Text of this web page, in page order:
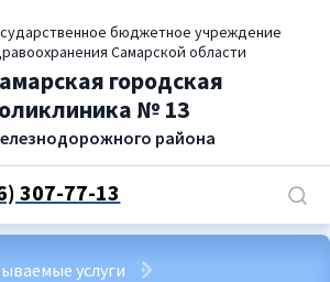
бюджетное учреждение
Самарской области
городская
№ 13
района
307-77-13
услуги